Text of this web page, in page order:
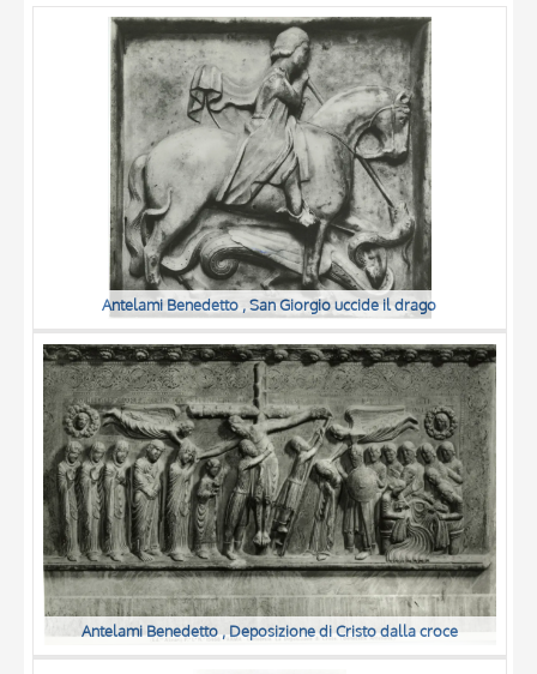
LOCALIZZAZIONE
DATA
Antelami Benedetto , San Giorgio uccide il drago
Antelami Benedetto , Deposizione di Cristo dalla croce